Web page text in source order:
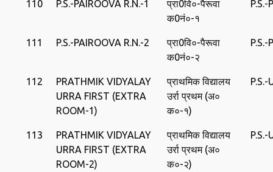
110 P.S.-PAIROOVA R.N.-1
प्रा0वि०-पैरूवा
क0नं०-१
P.S.-
111 P.S.-PAIROOVA R.N.-2
प्रा0वि०-पैरूवा
क0नं०-२
P.S.-
112
PRATHMIK VIDYALAY
URRA FIRST (EXTRA
ROOM-1)
प्राथमिक विद्यालय
उर्रा प्रथम (अ०
क०-१)
P.S.-
113
PRATHMIK VIDYALAY
URRA FIRST (EXTRA
ROOM-2)
प्राथमिक विद्यालय
उर्रा प्रथम (अ०
क०-२)
P.S.-